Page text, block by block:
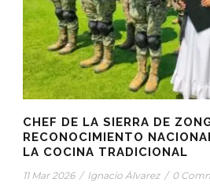
CHEF DE LA SIERRA DE
RECONOCIMIENTO
LA COCINA TRADICIONAL
11 Mar 2026 / Ignacio Álvarez / 0